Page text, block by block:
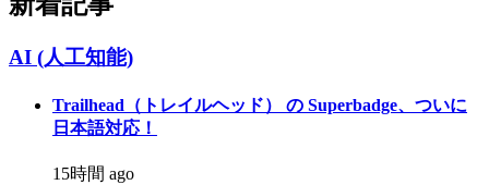
AI (人工知能)
Trailhead（トレイルヘッド） の Superbadge、ついに
日本語対応！
15時間 ago